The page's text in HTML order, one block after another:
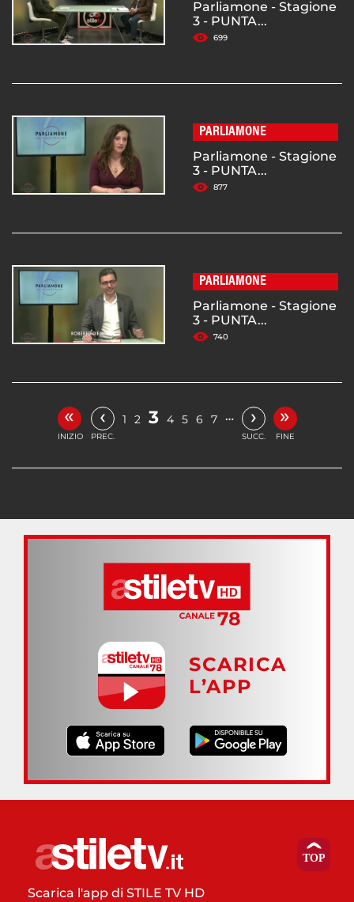
Parliamone - Stagione
3 - PUNTA...
699
PARLIAMONE
Parliamone - Stagione
3 - PUNTA...
877
PARLIAMONE
Parliamone - Stagione
3 - PUNTA...
740
«
INIZIO
‹
PREC.
1 2 3 4 5 6 7 … ›
SUCC.
»
FINE
SCARICA
L’APP
Scarica l'app di STILE TV HD